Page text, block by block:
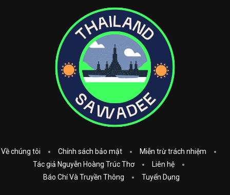
Về chúng tôi Chính sách bảo mật
Miễn trừ trách nhiệm
Tác giả Nguyễn Hoàng Trúc Thơ
Liên hệ
Báo Chí Và Truyền Thông
Tuyển Dụng